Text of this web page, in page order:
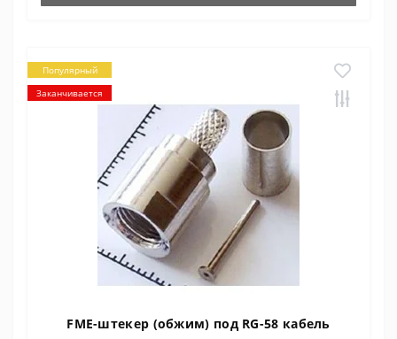
Популярный
Заканчивается
FME-штекер (обжим) под RG-58 кабель